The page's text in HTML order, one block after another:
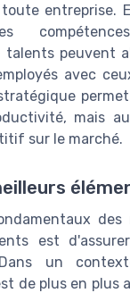
entreprise.
talents peuvent
avec
mais
sur le marché.
des
est
un
de plus en plus